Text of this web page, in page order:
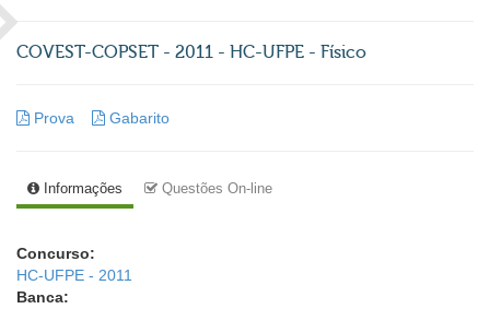
COVEST-COPSET - 2011 - HC-UFPE - Físico
Prova Gabarito
Informações Questões On-line
Concurso:
HC-UFPE - 2011
Banca: